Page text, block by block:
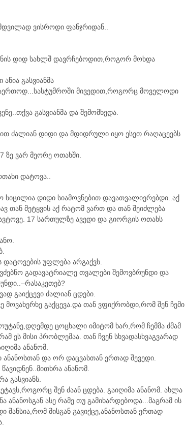
ვისროდი ფანჯრიდან..
დიდ სახლშ დავრჩებოდით,როგორ მოხდა
გასვიანმა
მივედით,როგორც მოველოდი
გასვიანმა და შემომხედა.
ძალიან დიდი და მდიდრული იყო ესეთ რაღაცეებს
ზე ვარ მეორე ოთახში.
დატოვა..
სიცილია დიდი სიამოვნებით დავათვალიერებდი..აქ
თან მეტყვის აქ რატომ ვართ და თან შეიძლება
17 სართულზე ავედი და გიორგის ოთახს
დატოვების უფლება არგაქვს.
გადავატრიალე თვალები შემოვბრუნდი და
გაიქცევი ძალიან ცდები.
გაქცევა.და თან ვფიქრობდი,რომ შენ ჩემი
ცოცხალი იმიტომ ხარ,რომ ჩემმა ძმამ
ეს მისი პრობლემაა. თან ჩვენ სხვადასხვაგვარად
ანანომ.
და ორ დაცვასთან ერთად შევედი.
ანანომ.
გასვიანს.
შენ ძაან ცდება. გაიღიმა ანანომ. ახლა
ანანოსგან ასე რამე თუ გამიხარდებოდა...მაგრამ ის
მისგან გავიქცე,ანანოსთან ერთად